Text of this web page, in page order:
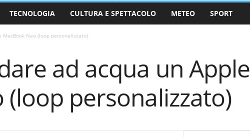
TECNOLOGIA CULTURA E SPETTACOLO METEO SPORT
Neo (loop personalizzato)
ad acqua un Apple
(loop personalizzato)